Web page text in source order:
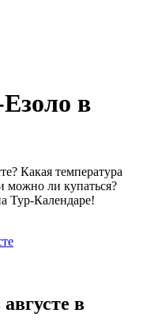
в
Какая температура
можно ли купаться?
Тур-Календаре!
в